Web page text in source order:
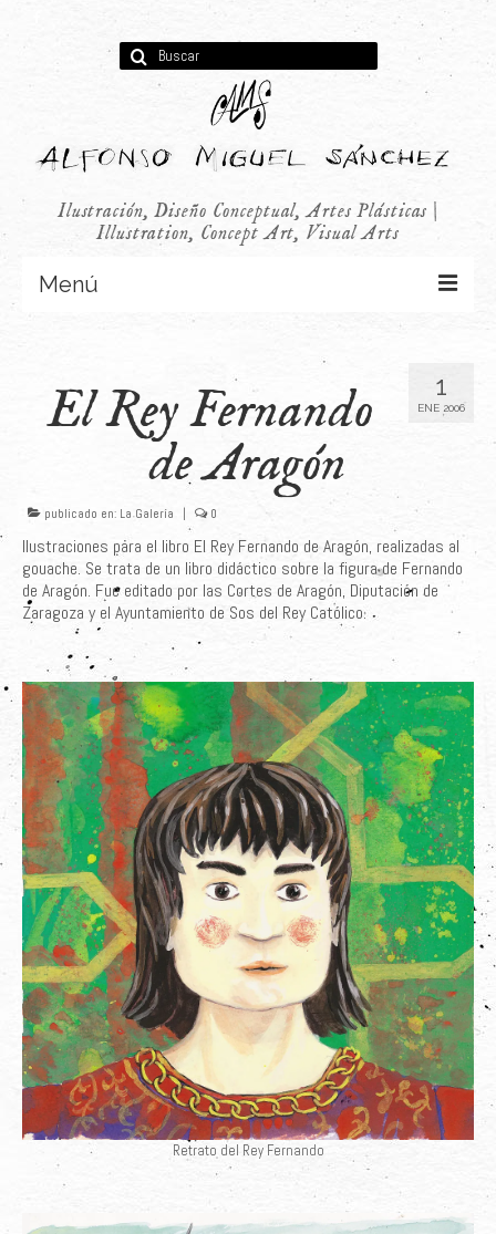
Buscar
por:
Ilustración, Diseño Conceptual, Artes Plásticas |
Illustration, Concept Art, Visual Arts
Menú
Infantil
Audiovisual
Últimos Proyectos
Sobre el Autor
Clientes
Adquiere su Obra
1
ENE 2006
El Rey Fernando
de Aragón
publicado en: La Galería | 0
Ilustraciones para el libro El Rey Fernando de Aragón, realizadas al
gouache. Se trata de un libro didáctico sobre la figura de Fernando
de Aragón. Fue editado por las Cortes de Aragón, Diputación de
Zaragoza y el Ayuntamiento de Sos del Rey Católico.
Retrato del Rey Fernando